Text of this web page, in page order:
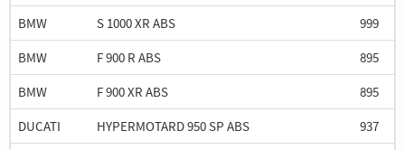
BMW
S 1000 XR ABS
999
BMW
F 900 R ABS
895
BMW
F 900 XR ABS
895
DUCATI
HYPERMOTARD 950 SP ABS
937